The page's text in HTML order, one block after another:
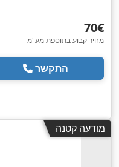
‏70 ‏€
מחיר קבוע בתוספת מע"מ
התקשר
מודעה קטנה